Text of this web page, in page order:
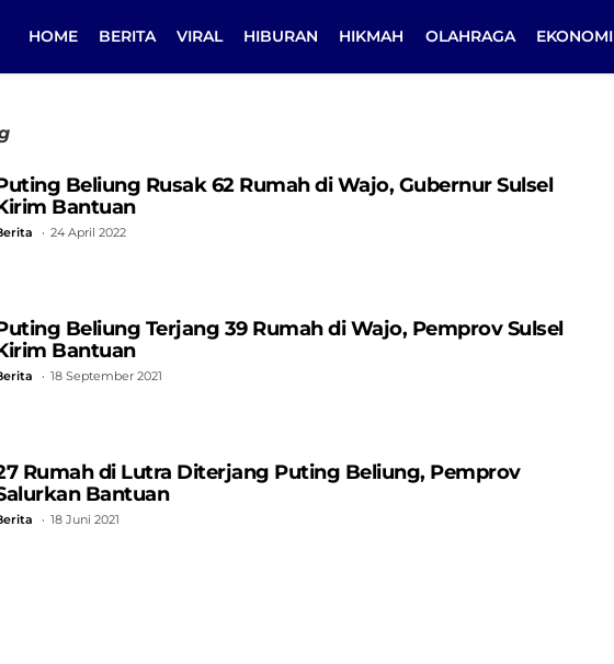
HOME BERITA VIRAL HIBURAN HIKMAH OLAHRAGA EKONOMI
Beliung Rusak 62 Rumah di Wajo, Gubernur Sulsel
Bantuan
24 April 2022
Beliung Terjang 39 Rumah di Wajo, Pemprov Sulsel
Bantuan
18 September 2021
Rumah di Lutra Diterjang Puting Beliung, Pemprov
Bantuan
18 Juni 2021